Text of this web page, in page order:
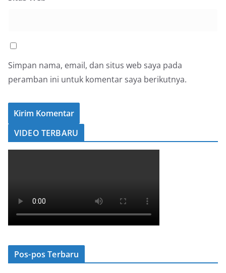
Simpan nama, email, dan situs web saya pada
peramban ini untuk komentar saya berikutnya.
VIDEO TERBARU
Pos-pos Terbaru